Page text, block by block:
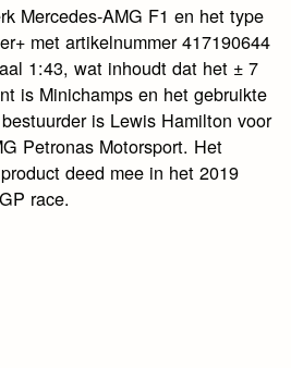
Mercedes-AMG F1 en het type
met artikelnummer 417190644
1:43, wat inhoudt dat het ± 7
is Minichamps en het gebruikte
is Lewis Hamilton voor
Petronas Motorsport. Het
deed mee in het 2019
race.